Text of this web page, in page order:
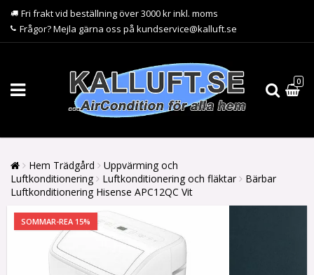
Fri frakt vid beställning över 3000 kr inkl. moms
Frågor? Mejla gärna oss på kundservice@kalluft.se
0
Hem Trädgård
Uppvärming och
Luftkonditionering
Luftkonditionering och fläktar
Bärbar
Luftkonditionering Hisense APC12QC Vit
SOMMAR-REA 15%